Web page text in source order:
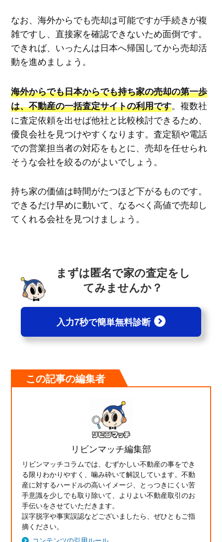
なお、海外からでも売却は可能ですが手続きが複
雑ですし、直接家を確認できないため面倒です。
できれば、いったんは日本へ帰国してから売却活
動を進めましょう。
海外からでも日本からでも持ち家の売却の第一歩
は、不動産の一括査定サイトの利用です。複数社
に査定依頼を出せば他社と比較検討できるため、
優良会社を見つけやすくなります。査定額や電話
での営業担当者の対応をもとに、売却を任せられ
そうな会社を絞るのがよいでしょう。
持ち家の価値は時間がたつほど下がるものです。
できるだけ早めに動いて、なるべく高値で売却し
てくれる会社を見つけましょう。
まずは匿名で家の査定をし
てみませんか？
入力7秒で簡単無料診断
この記事の編集者
リビンマッチ編集部
リビンマッチコラムでは、むずかしい不動産の事をでき
る限りわかりやすく、噛み砕いて解説しています。不動
産に対するハードルの高いイメージ、とっつきにくい苦
手意識を少しでも取り除いて、よりよい不動産取引のお
手伝いをさせていただきます。
誤字脱字や事実誤認などございましたら、ぜひともご指
摘ください。
コンテンツの引用ルール